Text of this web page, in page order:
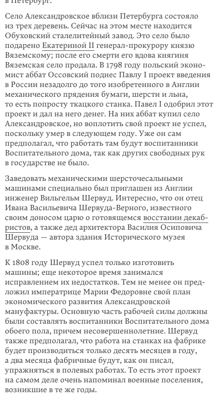
Село Александровское вблизи Петер­бурга состояло
из трех деревень. Сейчас на этом месте находится
Обуховский сталели­тейный завод. Это село было
подарено Екатериной II генерал-прокурору князю
Вяземскому; после его смер­ти его вдова княгиня
Вяземская село продала. В 1798 году польский эконо­
мист аббат Оссовский поднес Павлу I проект введения
в России неза­долго до того изобре­тенного в Англии
механического пряде­ния бумаги, шерсти и льна,
то есть попросту ткацкого станка. Павел I одобрил этот
проект и дал на него денег. На них аббат купил село
Александровское, но воплотить свой проект не успел,
поскольку умер в следующем году. Уже он сам
предполагал, что рабо­тать там будут воспитанники
Воспитательного дома, так как других свободных рук
в государстве не было.
Заведовать механическими шерсточе­саль­ными
машинами специально был приглашен из Англии
инженер Виль­гельм Шервуд. Интересно, что он отец
Ивана Васильевича Шервуда-Верного, известного
своим доно­сом царю о готовящемся восстании декаб­
ристов, а также дед архитектора Василия Осиповича
Шервуда — автора здания Исторического музея
в Москве.
К 1808 году Шервуд успел толь­ко изготовить
машины; еще некоторое время занимался
исправлением их недостатков. Тем не менее он пред­
ложил импера­трице Марии Федоров­не свой план
экономического развития Александровской
мануфактуры. Основную часть рабочей силы должны
были составлять воспи­танники Воспитательного дома
обоего пола, причем несовершеннолет­ние. Шервуд
также предполагал, что работа на стан­ках на фабри­ке
будет произво­диться только десять месяцев в году,
а два месяца фабрич­ные будут, как он пи­сал,
упражняться в полевых работах. То есть этот проект
на самом деле очень напо­минал военные поселения,
возникшие в те же годы.